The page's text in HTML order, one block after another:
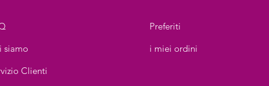
siamo
Clienti
Preferiti
i miei ordini